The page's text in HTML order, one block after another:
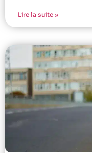
Lire la suite »